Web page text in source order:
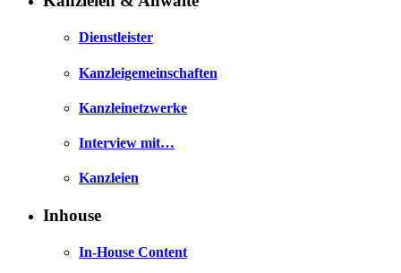
Dienstleister
Kanzleigemeinschaften
Kanzleinetzwerke
Interview mit…
Kanzleien
Inhouse
In-House Content